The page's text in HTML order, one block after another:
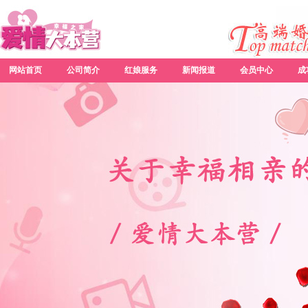
网站首页 公司简介 红娘服务 新闻报道 会员中心 成